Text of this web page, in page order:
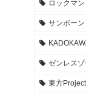
ロックマン
サンボーン
ゼンレスゾ
東方Project